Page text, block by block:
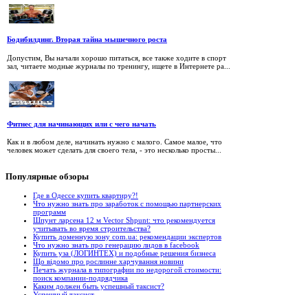
Бодибилдинг. Вторая тайна мышечного роста
Допустим, Вы начали хорошо питаться, все также ходите в спорт
зал, читаете модные журналы по тренингу, ищете в Интернете ра...
Фитнес для начинающих или с чего начать
Как и в любом деле, начинать нужно с малого. Самое малое, что
человек может сделать для своего тела, - это несколько просты...
Популярные обзоры
Где в Одессе купить квартиру?!
Что нужно знать про заработок с помощью партнерских
программ
Шпунт ларсена 12 м Vector Shpunt: что рекомендуется
учитывать во время строительства?
Купить доменную зону com.ua: рекомендации экспертов
Что нужно знать про генерацию лидов в facebook
Купить уза (ЛОГИНТЕХ) и подобные решения бизнеса
Що відомо про рослинне харчування новини
Печать журнала в типографии по недорогой стоимости:
поиск компании-подрядчика
Каким должен быть успешный таксист?